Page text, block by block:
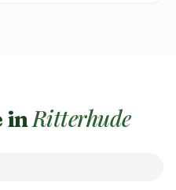
inRitterhude